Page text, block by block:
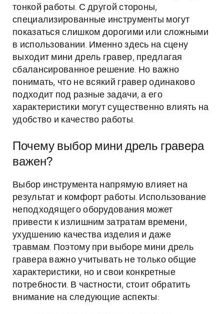
тонкой работы. С другой стороны,
специализированные инструменты могут
показаться слишком дорогими или сложными
в использовании. Именно здесь на сцену
выходит мини дрель гравер, предлагая
сбалансированное решение. Но важно
понимать, что не всякий гравер одинаково
подходит под разные задачи, а его
характеристики могут существенно влиять на
удобство и качество работы.
Почему выбор мини дрель гравера
важен?
Выбор инструмента напрямую влияет на
результат и комфорт работы. Использование
неподходящего оборудования может
привести к излишним затратам времени,
ухудшению качества изделия и даже
травмам. Поэтому при выборе мини дрель
гравера важно учитывать не только общие
характеристики, но и свои конкретные
потребности. В частности, стоит обратить
внимание на следующие аспекты: